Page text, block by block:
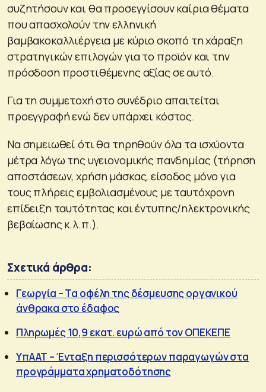
συζητήσουν και θα προσεγγίσουν καίρια θέματα
που απασχολούν την ελληνική
βαμβακοκαλλιέργεια με κύριο σκοπό τη χάραξη
στρατηγικών επιλογών για το προϊόν και την
πρόσδοση προστιθέμενης αξίας σε αυτό.
Για τη συμμετοχή στο συνέδριο απαιτείται
προεγγραφή ενώ δεν υπάρχει κόστος.
Να σημειωθεί ότι θα τηρηθούν όλα τα ισχύοντα
μέτρα λόγω της υγειονομικής πανδημίας (τήρηση
αποστάσεων, χρήση μάσκας, είσοδος μόνο για
τους πλήρεις εμβολιασμένους με ταυτόχρονη
επίδειξη ταυτότητας και έντυπης/ηλεκτρονικής
βεβαίωσης κ.λ.π.).
Σχετικά άρθρα:
Γεωργία – Τα οφέλη της δέσμευσης οργανικού
άνθρακα στο έδαφος
Πληρωμές 10,9 εκατ. ευρώ από τον ΟΠΕΚΕΠΕ
ΥπΑΑΤ – Ένταξη περισσότερων παραγωγών στα
προγράμματα χρηματοδότησης